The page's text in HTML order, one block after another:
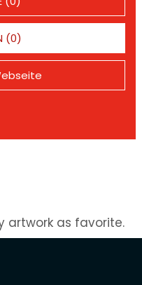
(0)
artwork as favorite.